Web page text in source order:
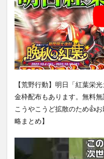
【荒野行動】明日「紅葉栄
金枠配布もあります。無料無
こうやこうど拡散のため👍
略まとめ】